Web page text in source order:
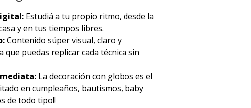
Estudiá a tu propio ritmo, desde la
y en tus tiempos libres.
Contenido súper visual, claro y
que puedas replicar cada técnica sin
La decoración con globos es el
en cumpleaños, bautismos, baby
de todo tipo!!